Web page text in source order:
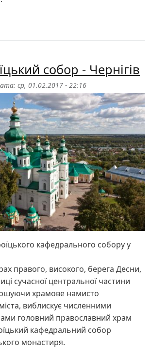
собор - Чернігів
ср, 01.02.2017 - 22:16
кафедрального собору у
правого, високого, берега Десни,
сучасної центральної частини
храмове намисто
виблискує численними
головний православний храм
кафедральний собор
монастиря.